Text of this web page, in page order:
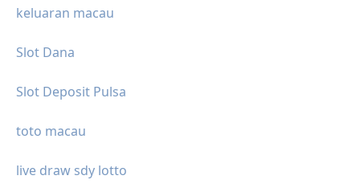
keluaran macau
Slot Dana
Slot Deposit Pulsa
toto macau
live draw sdy lotto